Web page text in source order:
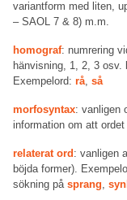
variantform med liten,
– SAOL 7 & 8) m.m.
homograf: numrering
hänvisning, 1, 2, 3 osv.
Exempelord: rå, så
morfosyntax: vanligen
information om att
relaterat ord : vanligen
böjda former).
sökning på sprang,